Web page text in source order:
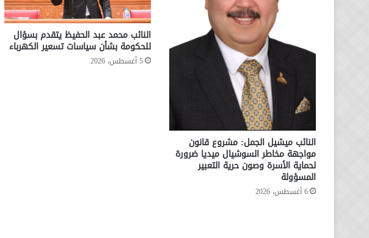
النائب ميشيل الجمل: مشروع قانون
مواجهة مخاطر السوشيال ميديا ضرورة
لحماية الأسرة وصون حرية التعبير
المسؤولة
6 أغسطس، 2026
النائب محمد عبد الحفيظ يتقدم بسؤال
للحكومة بشأن سياسات تسعير الكهرباء
5 أغسطس، 2026